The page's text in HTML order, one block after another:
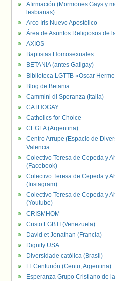
Afirmación (Mormones Gays y
lesbianas)
Arco Iris Nuevo Apostólico
Área de Asuntos Religiosos de
AXIOS
Baptistas Homosexuales
BETANIA (antes Galigay)
Biblioteca LGTTB «Oscar
Blog de Betania
Cammini di Speranza (Italia)
CATHOGAY
Catholics for Choice
CEGLA (Argentina)
Centro Arrupe (Espacio de
Valencia.
Colectivo Teresa de Cepeda y
(Facebook)
Colectivo Teresa de Cepeda y
(Instagram)
Colectivo Teresa de Cepeda y
(Youtube)
CRISMHOM
Cristo LGBTI (Venezuela)
David et Jonathan (Francia)
Dignity USA
Diversidade católica (Brasil)
El Centurión (Centu, Argentina)
Esperanza Grupo Cristiano de